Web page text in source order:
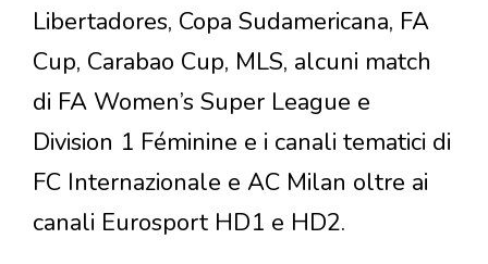
Libertadores, Copa Sudamericana, FA
Cup, Carabao Cup, MLS, alcuni match
di FA Women’s Super League e
Division 1 Féminine e i canali tematici di
FC Internazionale e AC Milan oltre ai
canali Eurosport HD1 e HD2.